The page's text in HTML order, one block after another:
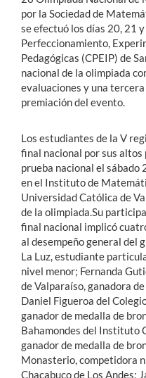
por la Sociedad de
se efectuó los días 20, 21
Perfeccionamiento,
Pedagógicas (CPEIP) de
nacional de la olimpiada
evaluaciones y una
premiación del evento.
Los estudiantes de la V
final nacional por sus
prueba nacional el sábado
en el Instituto de
Universidad Católica de
de la olimpiada.Su
final nacional implicó
al desempeño general del
La Luz, estudiante
nivel menor; Fernanda
de Valparaíso, ganadora
Daniel Figueroa del
ganador de medalla de
Bahamondes del Instituto
ganador de medalla de
Monasterio, competidora
Chacabuco de Los Andes;